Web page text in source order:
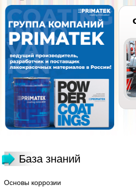
База знаний
Основы коррозии